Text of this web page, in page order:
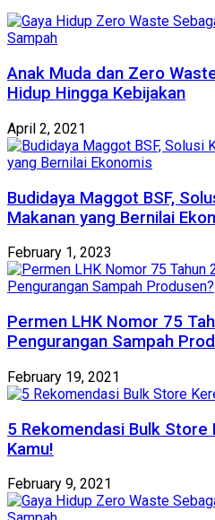
Anak Muda dan Zero
Hidup Hingga Kebijakan
April 2, 2021
Budidaya Maggot BSF,
Makanan yang Bernilai
February 1, 2023
Permen LHK Nomor 75
Pengurangan Sampah
February 19, 2021
5 Rekomendasi Bulk
Kamu!
February 9, 2021